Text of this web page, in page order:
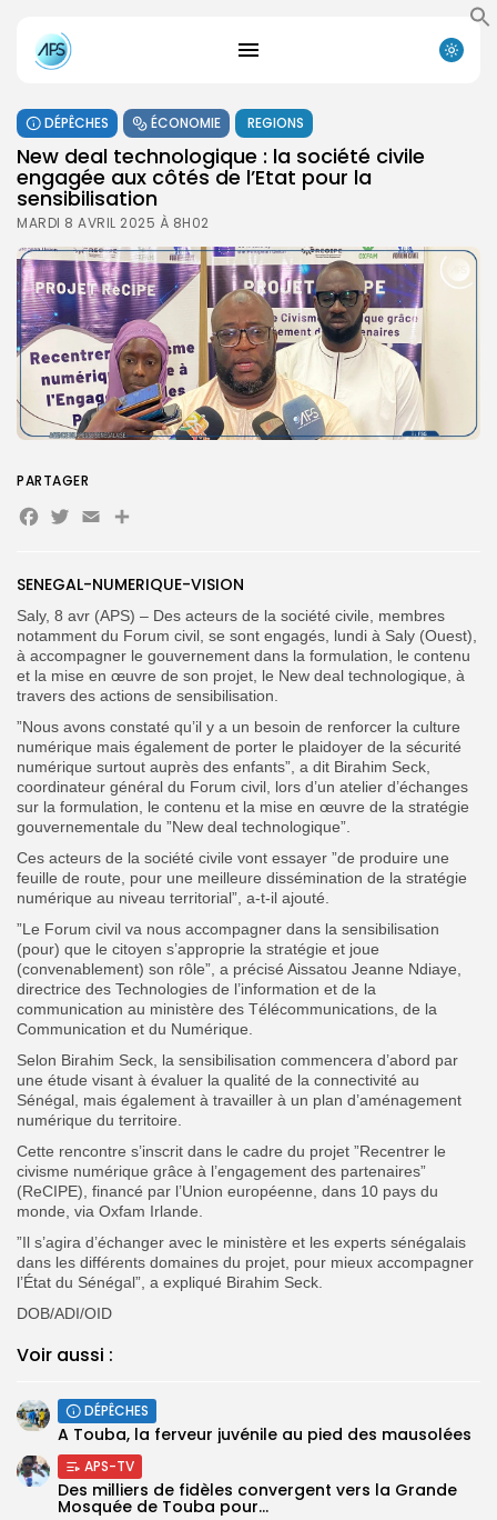
FR
DÉPÊCHES ÉCONOMIE REGIONS
New deal technologique : la société civile
engagée aux côtés de l’Etat pour la
sensibilisation
MARDI 8 AVRIL 2025 À 8H02
SENEGAL-NUMERIQUE-VISION
Saly, 8 avr (APS) – Des acteurs de la société civile, membres
notamment du Forum civil, se sont engagés, lundi à Saly (Ouest),
à accompagner le gouvernement dans la formulation, le contenu
et la mise en œuvre de son projet, le New deal technologique, à
travers des actions de sensibilisation.
”Nous avons constaté qu’il y a un besoin de renforcer la culture
numérique mais également de porter le plaidoyer de la sécurité
numérique surtout auprès des enfants”, a dit Birahim Seck,
coordinateur général du Forum civil, lors d’un atelier d’échanges
sur la formulation, le contenu et la mise en œuvre de la stratégie
gouvernementale du ”New deal technologique”.
Ces acteurs de la société civile vont essayer ”de produire une
feuille de route, pour une meilleure dissémination de la stratégie
numérique au niveau territorial”, a-t-il ajouté.
”Le Forum civil va nous accompagner dans la sensibilisation
(pour) que le citoyen s’approprie la stratégie et joue
(convenablement) son rôle”, a précisé Aissatou Jeanne Ndiaye,
directrice des Technologies de l’information et de la
communication au ministère des Télécommunications, de la
Communication et du Numérique.
Selon Birahim Seck, la sensibilisation commencera d’abord par
une étude visant à évaluer la qualité de la connectivité au
Sénégal, mais également à travailler à un plan d’aménagement
numérique du territoire.
Cette rencontre s’inscrit dans le cadre du projet ”Recentrer le
civisme numérique grâce à l’engagement des partenaires”
(ReCIPE), financé par l’Union européenne, dans 10 pays du
monde, via Oxfam Irlande.
”Il s’agira d’échanger avec le ministère et les experts sénégalais
dans les différents domaines du projet, pour mieux accompagner
l’État du Sénégal”, a expliqué Birahim Seck.
DOB/ADI/OID
Voir aussi :
DÉPÊCHES
A Touba, la ferveur juvénile au pied des mausolées
APS-TV
Des milliers de fidèles convergent vers la Grande
Mosquée de Touba pour...
PARTAGER
Facebook
Twitter
EmailPartager